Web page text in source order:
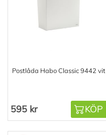
Postlåda Habo Classic 9442 vit
595 kr KÖP